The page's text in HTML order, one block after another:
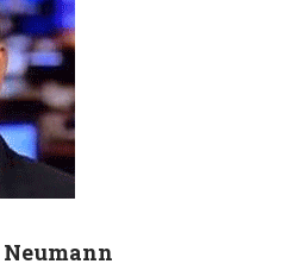
Neumann